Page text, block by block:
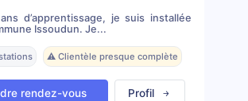
d’apprentissage, je suis installée
Issoudun. Je...
⚠️ Clientèle presque complète
rendez-vous Profil